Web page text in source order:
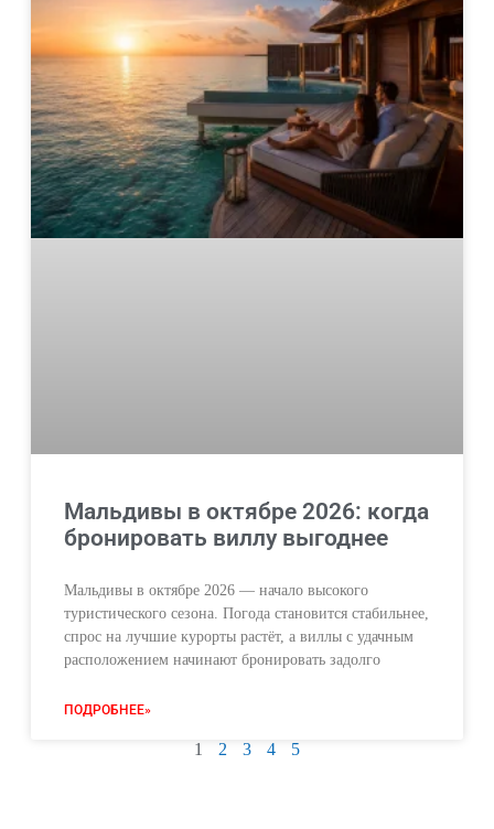
Мальдивы в октябре 2026: когда
бронировать виллу выгоднее
Мальдивы в октябре 2026 — начало высокого
туристического сезона. Погода становится стабильнее,
спрос на лучшие курорты растёт, а виллы с удачным
расположением начинают бронировать задолго
ПОДРОБНЕЕ»
1 2 3 4 5